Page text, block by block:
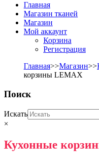
Главная
Магазин тканей
Магазин
Мой аккаунт
Корзина
Регистрация
Главная>>Магазин>>
корзины LEMAX
Поиск
Искать
×
Кухонные